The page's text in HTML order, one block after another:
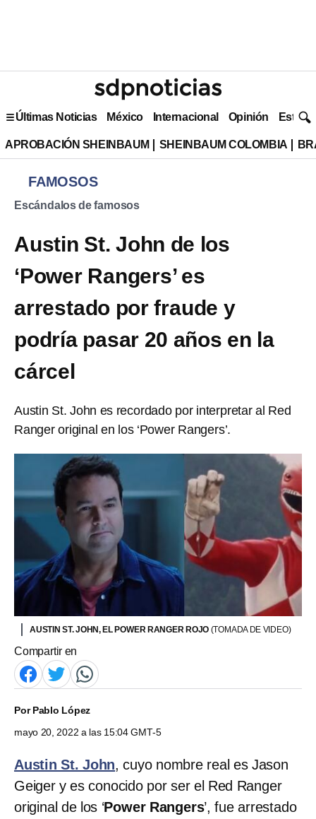
Últimas Noticias México Internacional Opinión Estilo
APROBACIÓN SHEINBAUM SHEINBAUM COLOMBIA
FAMOSOS
Escándalos de famosos
Austin St. John de los
‘Power Rangers’ es
arrestado por fraude y
podría pasar 20 años en la
cárcel
Austin St. John es recordado por interpretar al Red
Ranger original en los ‘Power Rangers’.
AUSTIN ST. JOHN, EL POWER RANGER ROJO (TOMADA DE VIDEO)
Compartir en
PorPablo López
mayo 20, 2022 a las 15:04 GMT-5
Austin St. John, cuyo nombre real es Jason
Geiger y es conocido por ser el Red Ranger
original de los ‘Power Rangers’, fue arrestado